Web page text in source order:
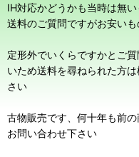
IH対応かどうかも当時は無
送料のご質問ですがお安い
定形外でいくらですかとご
いため送料を尋ねられた方
さい
古物販売です、何十年も前
お問い合わせ下さい